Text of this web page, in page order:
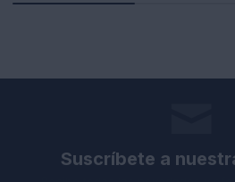
Suscríbete a